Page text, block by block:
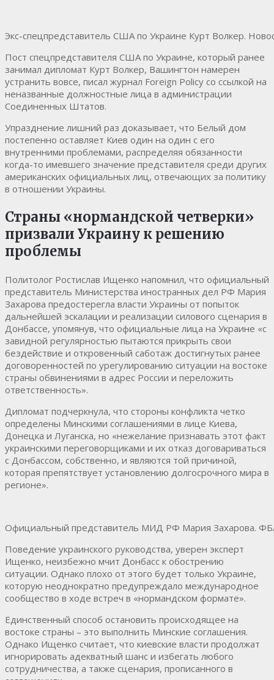
Экс-спецпредставитель США по Украине Курт Волкер.
Пост спецпредставителя США по Украине, который ранее
занимал дипломат Курт Волкер, Вашингтон намерен
устранить вовсе, писал журнал Foreign Policy со ссылкой на
неназванные должностные лица в администрации
Соединенных Штатов.
Упразднение лишний раз доказывает, что Белый дом
постепенно оставляет Киев один на один с его
внутренними проблемами, распределяя обязанности
когда-то имевшего значение представителя среди других
американских официальных лиц, отвечающих за политику
в отношении Украины.
Страны «нормандской четверки»
призвали Украину к решению
проблемы
Политолог Ростислав Ищенко напомнил, что официальный
представитель Министерства иностранных дел РФ Мария
Захарова предостерегла власти Украины от попыток
дальнейшей эскалации и реализации силового сценария в
Донбассе, упомянув, что официальные лица на Украине «с
завидной регулярностью пытаются прикрыть свои
бездействие и откровенный саботаж достигнутых ранее
договоренностей по урегулированию ситуации на востоке
страны обвинениями в адрес России и переложить
ответственность».
Дипломат подчеркнула, что стороны конфликта четко
определены Минскими соглашениями в лице Киева,
Донецка и Луганска, но «нежелание признавать этот факт
украинскими переговорщиками и их отказ договариваться
с Донбассом, собственно, и являются той причиной,
которая препятствует установлению долгосрочного мира в
регионе».
Официальный представитель МИД РФ Мария Захарова.
Поведение украинского руководства, уверен эксперт
Ищенко, неизбежно мчит Донбасс к обострению
ситуации. Однако плохо от этого будет только Украине,
которую неоднократно предупреждало международное
сообщество в ходе встреч в «нормандском формате».
Единственный способ остановить происходящее на
востоке страны – это выполнить Минские соглашения.
Однако Ищенко считает, что киевские власти продолжат
игнорировать адекватный шанс и избегать любого
сотрудничества, а также сценария, прописанного в